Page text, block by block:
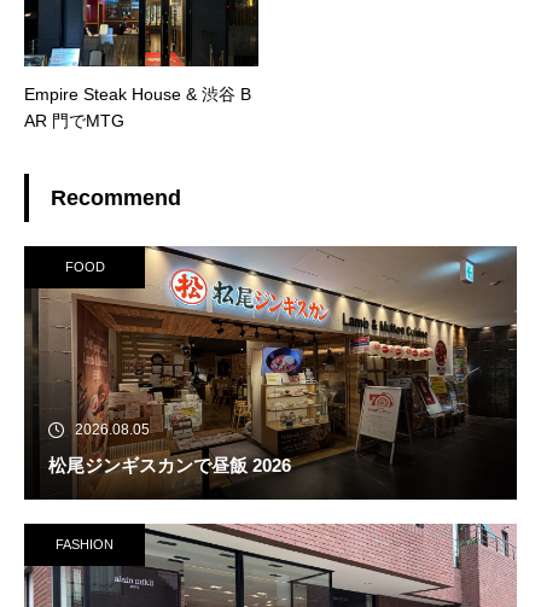
Empire Steak House & 渋谷 B
AR 門でMTG
Recommend
FOOD
2026.08.05
松尾ジンギスカンで昼飯 2026
FASHION